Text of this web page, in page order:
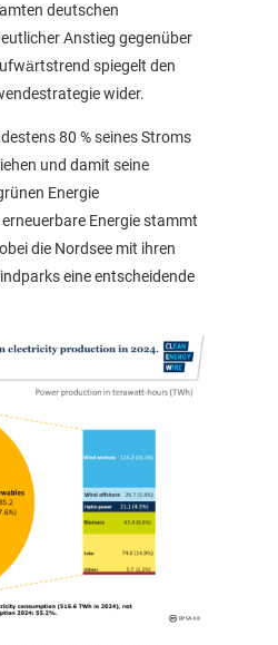
deutschen
Anstieg gegenüber
spiegelt den
wider.
80 % seines Stroms
und damit seine
Energie
Energie stammt
die Nordsee mit ihren
eine entscheidende